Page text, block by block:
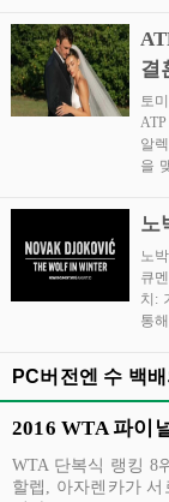
결
토
알
을
노
노
큐
치:
통
PC버전엔 수 백
2016 WTA 파이
WTA 단복식 랭킹 8
할렙, 아자렌카가